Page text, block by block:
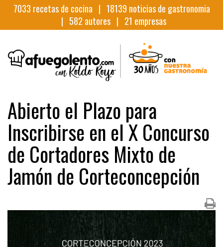
7033 recetas de cocina | 18139 noticias de gastronomia
| 582 autores | 21 empresas
Abierto el Plazo para
Inscribirse en el X Concurso
de Cortadores Mixto de
Jamón de Corteconcepción